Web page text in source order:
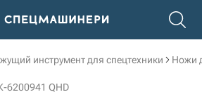
инструмент для спецтехники Ножи
6200941 QHD